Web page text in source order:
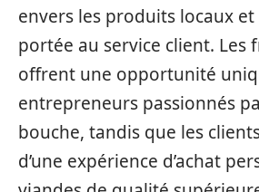
envers les produits locaux
portée au service client. Les
offrent une opportunité
entrepreneurs passionnés
bouche, tandis que les
d’une expérience d’achat